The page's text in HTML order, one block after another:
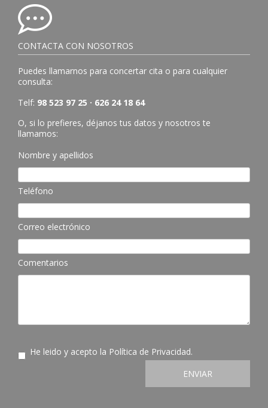
CONTACTA CON NOSOTROS
Puedes llamarnos para concertar cita o para cualquier
consulta:
Telf: 98 523 97 25 · 626 24 18 64
O, si lo prefieres, déjanos tus datos y nosotros te
llamamos:
Nombre y apellidos
Teléfono
Correo electrónico
Comentarios
He leido y acepto la Política de Privacidad.
ENVIAR